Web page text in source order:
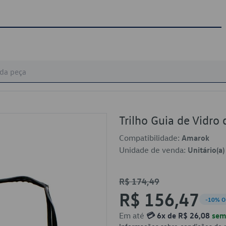
Trilho Guia de Vidro
Compatibilidade: Amarok
Unidade de venda: Unitário(a)
R$ 174,49
R$ 156,47 -10%
Em até 💳 6x de R$ 26,08